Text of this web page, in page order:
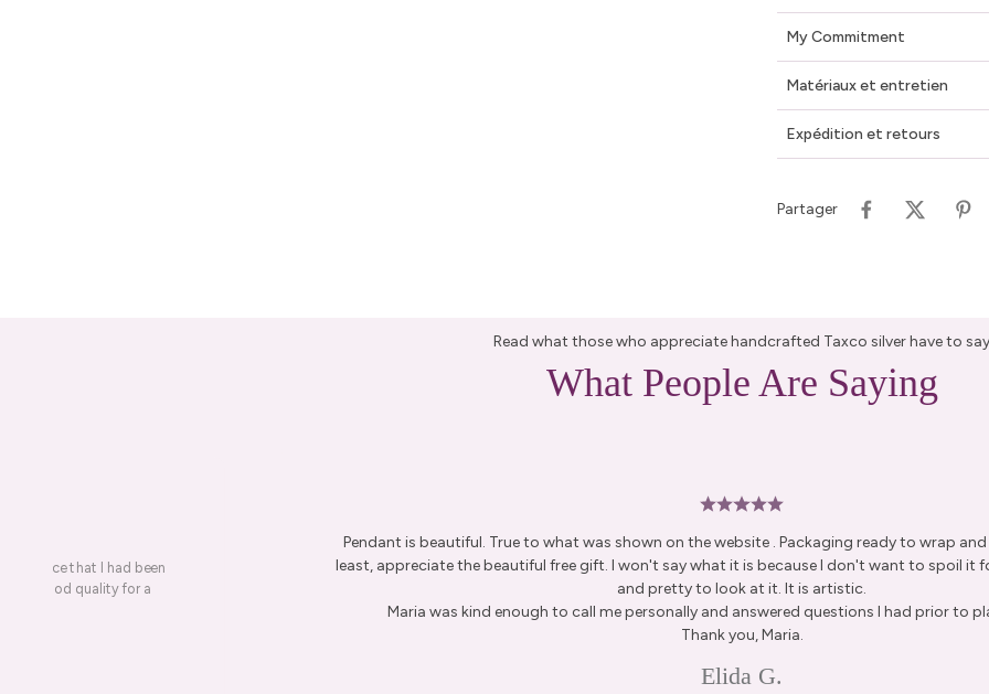
My Commitment
Matériaux et entretien
Expédition et retours
Partager
Read what those who appreciate handcrafted Taxco silver have to say
What People Are Saying
a piece that I had been
is good quality for a
Pendant is beautiful. True to what was shown on the website . Packaging ready to wrap
least, appreciate the beautiful free gift. I won't say what it is because I don't want to spoil it
and pretty to look at it. It is artistic.
Maria was kind enough to call me personally and answered questions I had prior to
Thank you, Maria.
Elida G.